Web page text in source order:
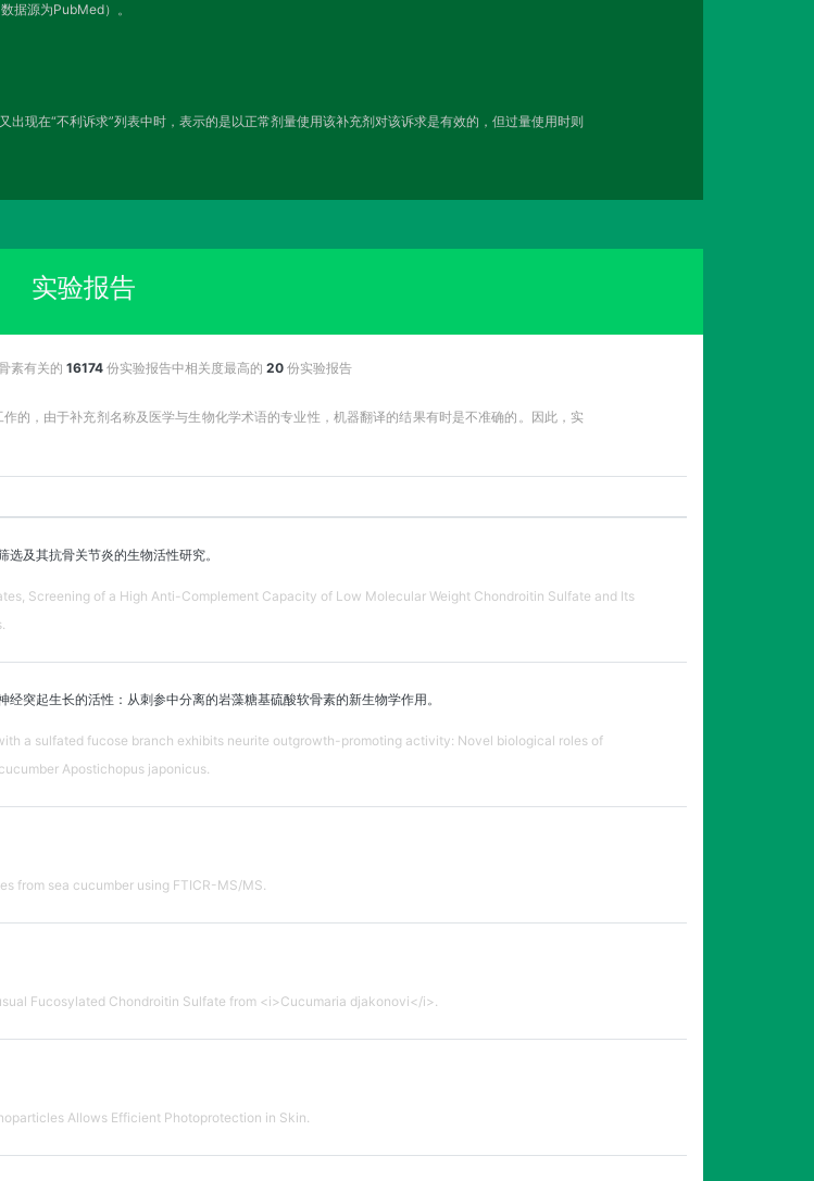
据源为PubMed）。
现在“不利诉求”列表中时，表示的是以正常剂量使用该补充剂对该诉求是有效的，但过量使用时则
实验报告
素有关的 16174份实验报告中相关度最高的 20份实验报告
的，由于补充剂名称及医学与生物化学术语的专业性，机器翻译的结果有时是不准确的。因此，实
及其抗骨关节炎的生物活性研究。
Screening of a High Anti-Complement Capacity of Low Molecular Weight Chondroitin Sulfate and Its
突起生长的活性：从刺参中分离的岩藻糖基硫酸软骨素的新生物学作用。
a sulfated fucose branch exhibits neurite outgrowth-promoting activity: Novel biological roles of
Apostichopus japonicus.
from sea cucumber using FTICR-MS/MS.
Fucosylated Chondroitin Sulfate from <i>Cucumaria djakonovi</i>.
Allows Efficient Photoprotection in Skin.